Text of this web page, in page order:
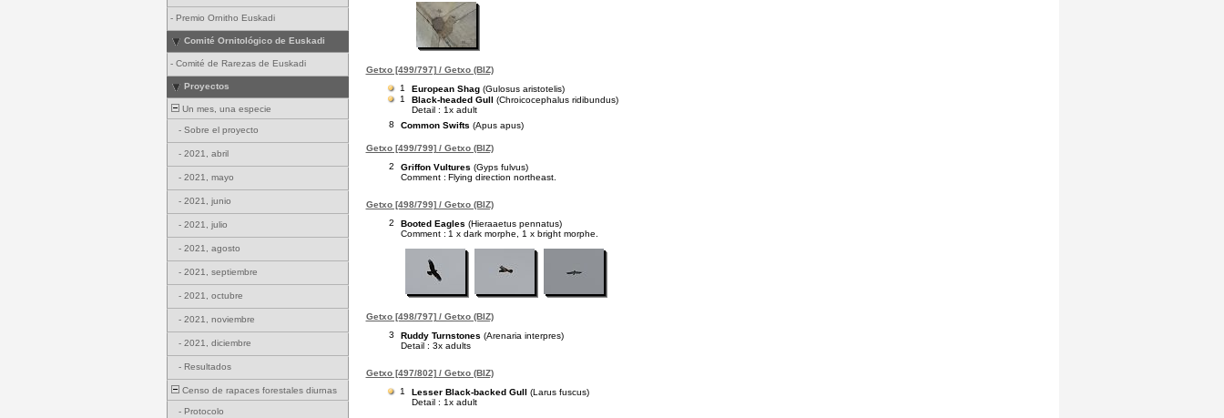
- Premio Ornitho Euskadi
Comité Ornitológico de Euskadi
- Comité de Rarezas de Euskadi
Proyectos
Un mes, una especie
- Sobre el proyecto
- 2021, abril
- 2021, mayo
- 2021, junio
- 2021, julio
- 2021, agosto
- 2021, septiembre
- 2021, octubre
- 2021, noviembre
- 2021, diciembre
- Resultados
Censo de rapaces forestales diurnas
- Protocolo
Getxo [499/797] / Getxo (BIZ)
1
European Shag (Gulosus aristotelis)
1
Black-headed Gull (Chroicocephalus ridibundus)
Detail : 1x adult
8
Common Swifts (Apus apus)
Getxo [499/799] / Getxo (BIZ)
2
Griffon Vultures (Gyps fulvus)
Comment : Flying direction northeast.
Getxo [498/799] / Getxo (BIZ)
2
Booted Eagles (Hieraaetus pennatus)
Comment : 1 x dark morphe, 1 x bright morphe.
Getxo [498/797] / Getxo (BIZ)
3
Ruddy Turnstones (Arenaria interpres)
Detail : 3x adults
Getxo [497/802] / Getxo (BIZ)
1
Lesser Black-backed Gull (Larus fuscus)
Detail : 1x adult